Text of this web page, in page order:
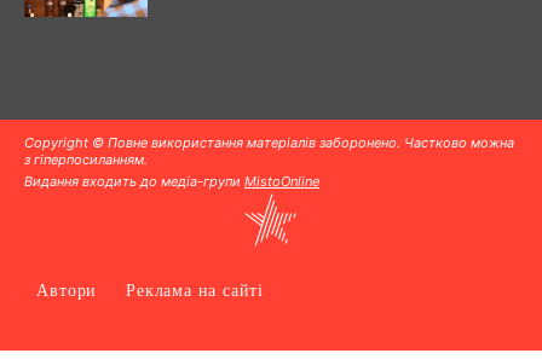
Copyright © Повне використання матеріалів заборонено. Частково можна
з гіперпосиланням.
Видання входить до медіа-групи MistoOnline
Автори Реклама на сайті